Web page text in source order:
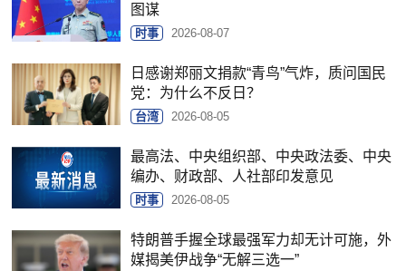
图谋
时事 2026-08-07
日感谢郑丽文捐款“青鸟”气炸，质问国民
党：为什么不反日？
台湾 2026-08-05
最高法、中央组织部、中央政法委、中央
编办、财政部、人社部印发意见
时事 2026-08-05
特朗普手握全球最强军力却无计可施，外
媒揭美伊战争“无解三选一”